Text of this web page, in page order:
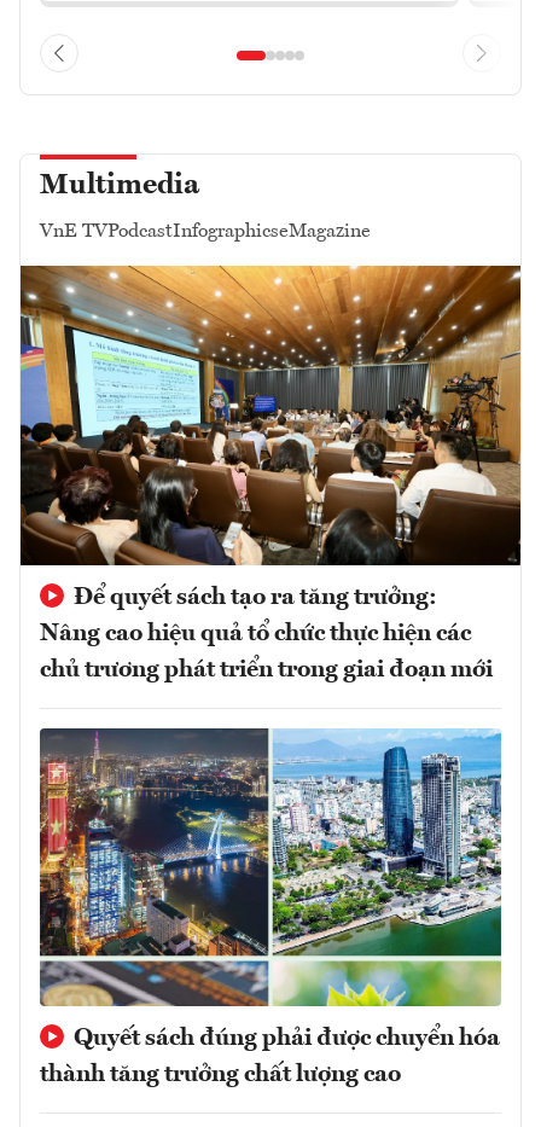
Multimedia
VnE TVPodcastInfographicseMagazine
Để quyết sách tạo ra tăng trưởng:
Nâng cao hiệu quả tổ chức thực hiện các
chủ trương phát triển trong giai đoạn mới
Quyết sách đúng phải được chuyển hóa
thành tăng trưởng chất lượng cao